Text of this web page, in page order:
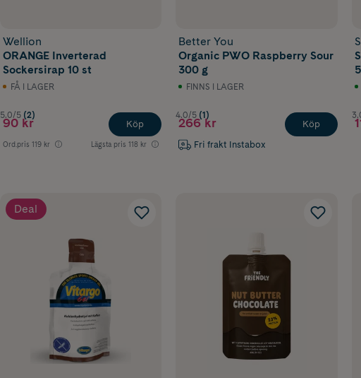
Wellion
ORANGE Inverterad
Sockersirap 10 st
FÅ I LAGER
5.0/5 (2)
90 kr
Ord.pris 119 kr Lägsta pris 118 kr
Köp
Better You
Organic PWO Raspberry Sour
300 g
FINNS I LAGER
4.0/5 (1)
266 kr
Fri frakt Instabox
Köp
Deal